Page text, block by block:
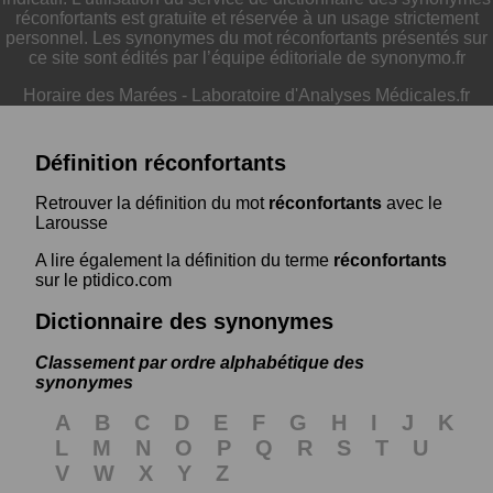
réconfortants est gratuite et réservée à un usage strictement
personnel. Les synonymes du mot réconfortants présentés sur
ce site sont édités par l’équipe éditoriale de synonymo.fr
Horaire des Marées - Laboratoire d'Analyses Médicales.fr
Définition réconfortants
Retrouver la définition du mot réconfortants avec le
Larousse
A lire également la définition du terme réconfortants
sur le ptidico.com
Dictionnaire des synonymes
Classement par ordre alphabétique des
synonymes
A B C D E F G H I J
K
L
M N O P Q R S T
U
V
W X Y Z